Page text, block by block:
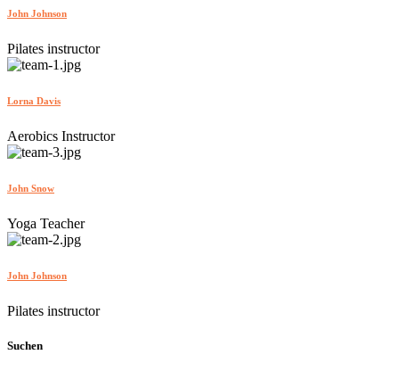
John Johnson
Pilates instructor
Lorna Davis
Aerobics Instructor
John Snow
Yoga Teacher
John Johnson
Pilates instructor
Suchen